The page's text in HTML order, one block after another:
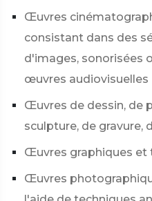
Œuvres
consistant dans des
d'images, sonorisées
œuvres audiovisuelles
Œuvres de dessin, de
sculpture, de gravure,
Œuvres graphiques et
Œuvres